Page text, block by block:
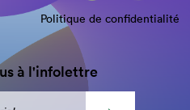
Politique de confidentialité
à l'infolettre